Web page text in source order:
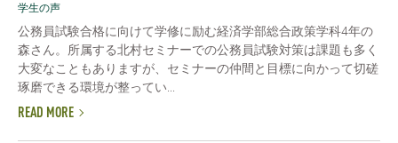
学生の声
公務員試験合格に向けて学修に励む経済学部総合政策学科4年の
森さん。所属する北村セミナーでの公務員試験対策は課題も多く
大変なこともありますが、セミナーの仲間と目標に向かって切磋
琢磨できる環境が整ってい...
READ MORE